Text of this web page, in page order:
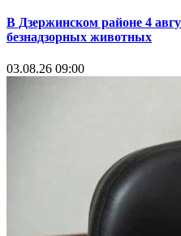
В Дзержинском районе 4
безнадзорных животных
03.08.26 09:00